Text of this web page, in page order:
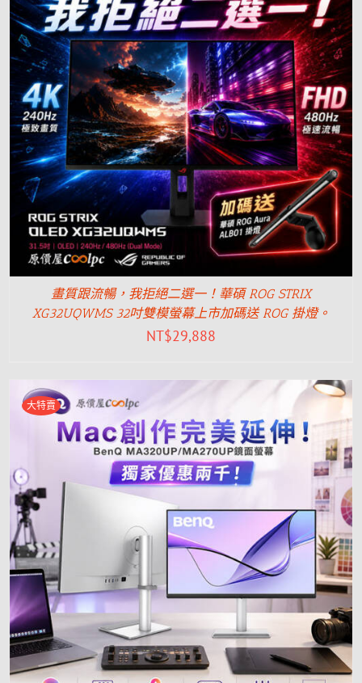
畫質跟流暢，我拒絕二選一！華碩 ROG STRIX
XG32UQWMS 32吋雙模螢幕上市加碼送 ROG 掛燈。
NT$29,888
大特賣